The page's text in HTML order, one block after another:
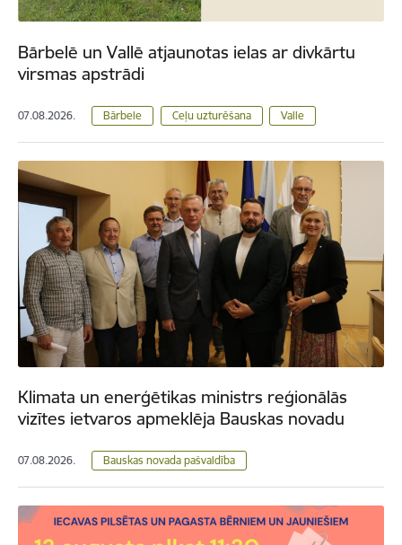
Bārbelē un Vallē atjaunotas ielas ar divkārtu
virsmas apstrādi
07.08.2026. Bārbele Ceļu uzturēšana Valle
Klimata un enerģētikas ministrs reģionālās
vizītes ietvaros apmeklēja Bauskas novadu
07.08.2026. Bauskas novada pašvaldība